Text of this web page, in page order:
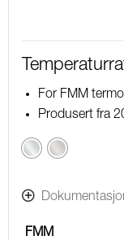
For FMM
Produsert fra
KromBørstet
FMM